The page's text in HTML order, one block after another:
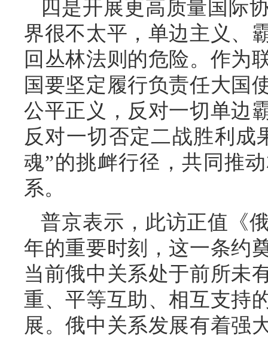
四是开展更高质量国际
界很不太平，单边主义、
回丛林法则的危险。作为
国要坚定履行负责任大国
公平正义，反对一切单边
反对一切否定二战胜利成
魂”的挑衅行径，共同推
系。
普京表示，此访正值《
年的重要时刻，这一条约
当前俄中关系处于前所未
重、平等互助、相互支持
展。俄中关系发展有着强